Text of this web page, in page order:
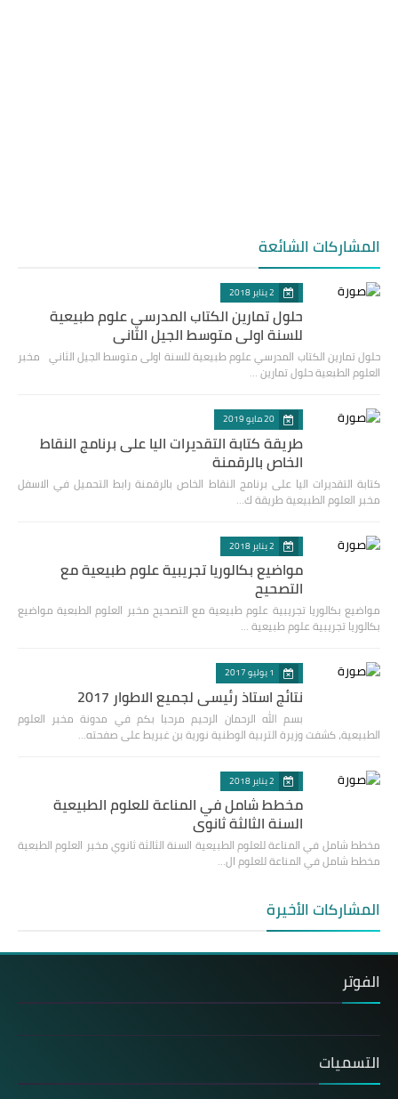
المشاركات الشائعة
2 يناير 2018
حلول تمارين الكتاب المدرسي علوم طبيعية
للسنة اولى متوسط الجيل الثاني
حلول تمارين الكتاب المدرسي علوم طبيعية للسنة اولى متوسط الجيل الثاني مخبر
العلوم الطبعية حلول تمارين …
20 مايو 2019
طريقة كتابة التقديرات اليا على برنامج النقاط
الخاص بالرقمنة
كتابة التقديرات اليا على برنامج النقاط الخاص بالرقمنة رابط التحميل في الاسفل
مخبر العلوم الطبيعية طريقة ك…
2 يناير 2018
مواضيع بكالوريا تجريبية علوم طبيعية مع
التصحيح
مواضيع بكالوريا تجريبية علوم طبيعية مع التصحيح مخبر العلوم الطبعية مواضيع
بكالوريا تجريبية علوم طبيعية …
1 يوليو 2017
نتائج استاذ رئيسي لجميع الاطوار 2017
بسم الله الرحمان الرحيم مرحبا بكم في مدونة مخبر العلوم
الطبيعية، كشفت وزيرة التربية الوطنية نورية بن غبريط على صفحته…
2 يناير 2018
مخطط شامل في المناعة للعلوم الطبيعية
السنة الثالثة ثانوي
مخطط شامل في المناعة للعلوم الطبيعية السنة الثالثة ثانوي مخبر العلوم الطبعية
مخطط شامل في المناعة للعلوم ال…
المشاركات الأخيرة
الفوتر
التسميات